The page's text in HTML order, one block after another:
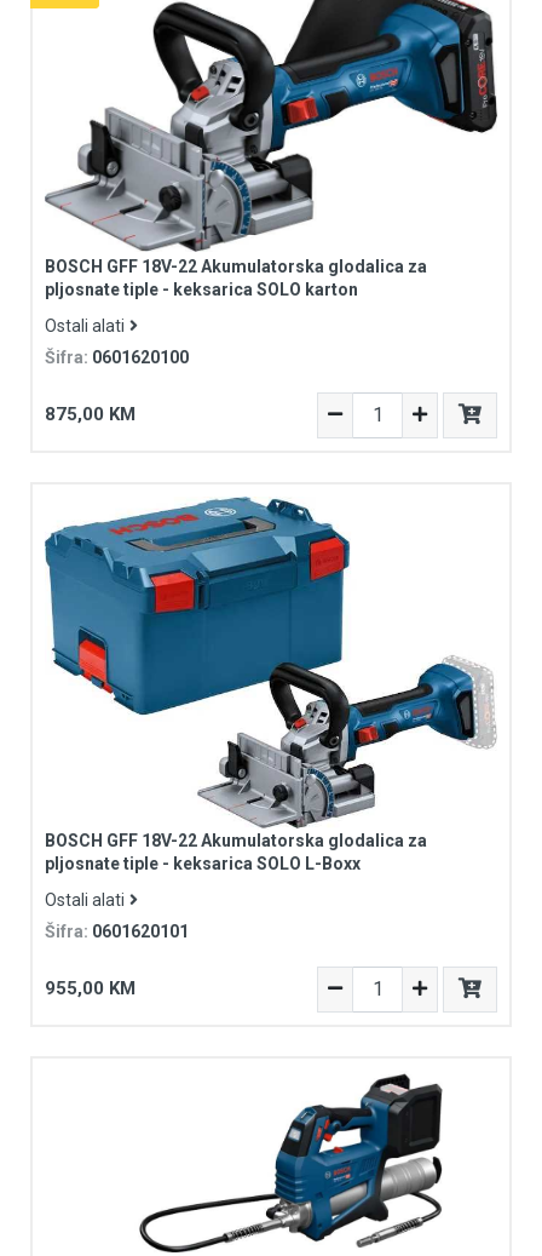
BOSCH GFF 18V-22 Akumulatorska glodalica za
pljosnate tiple - keksarica SOLO karton
Ostali alati
Šifra: 0601620100
875,00 KM
BOSCH GFF 18V-22 Akumulatorska glodalica za
pljosnate tiple - keksarica SOLO L-Boxx
Ostali alati
Šifra: 0601620101
955,00 KM